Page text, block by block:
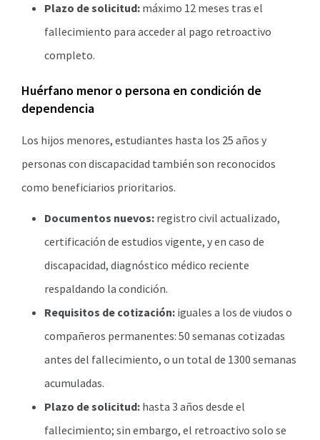
Plazo de solicitud: máximo 12 meses tras el
fallecimiento para acceder al pago retroactivo
completo.
Huérfano menor o persona en condición de
dependencia
Los hijos menores, estudiantes hasta los 25 años y
personas con discapacidad también son reconocidos
como beneficiarios prioritarios.
Documentos nuevos: registro civil actualizado,
certificación de estudios vigente, y en caso de
discapacidad, diagnóstico médico reciente
respaldando la condición.
Requisitos de cotización: iguales a los de viudos o
compañeros permanentes: 50 semanas cotizadas
antes del fallecimiento, o un total de 1300 semanas
acumuladas.
Plazo de solicitud: hasta 3 años desde el
fallecimiento; sin embargo, el retroactivo solo se